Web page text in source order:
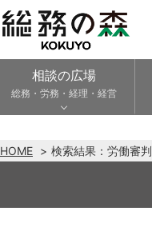
相談の広場
総務・労務・経理・経営
HOME 検索結果： 労働審判